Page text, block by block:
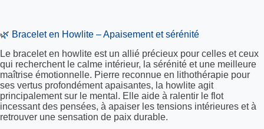
🌿 Bracelet en Howlite – Apaisement et sérénité
Le bracelet en howlite est un allié précieux pour celles et ceux
qui recherchent le calme intérieur, la sérénité et une meilleure
maîtrise émotionnelle. Pierre reconnue en lithothérapie pour
ses vertus profondément apaisantes, la howlite agit
principalement sur le mental. Elle aide à ralentir le flot
incessant des pensées, à apaiser les tensions intérieures et à
retrouver une sensation de paix durable.